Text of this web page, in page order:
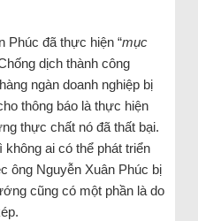
Phúc đã thực hiện “mục
dịch thành công
ngàn doanh nghiệp bị
thông báo là thực hiện
thực chất nó đã thất bại.
ai có thể phát triển
ông Nguyễn Xuân Phúc bị
cũng có một phần là do